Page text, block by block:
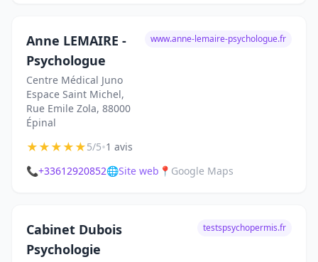
Anne LEMAIRE -
Psychologue
Centre Médical Juno
Espace Saint Michel,
Rue Emile Zola, 88000
Épinal
www.anne-lemaire-psychologue.fr
★★★★★5/5•1 avis
📞+33612920852🌐Site web 📍 Google Maps
Cabinet Dubois
Psychologie
testspsychopermis.fr